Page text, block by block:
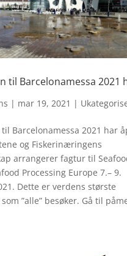
til Barcelonamessa 2021
| mar 19, 2021 |
Barcelonamessa 2021 har
og Fiskerinæringens
arrangerer fagtur til
Processing Europe 7.– 9.
Dette er verdens største
”alle” besøker. Gå til